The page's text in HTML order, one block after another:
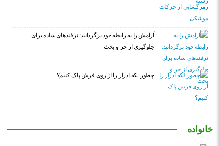
آرامش را به رابطه خود برگردانید: ترفندهای ساده برای
جلوگیری از جر و بحث
چطور لکه ادرار را از روی فرش پاک کنیم؟
خانواده